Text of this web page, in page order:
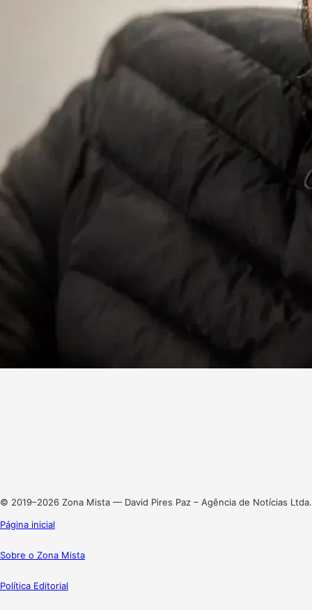
© 2019–2026 Zona Mista — David Pires Paz – Agência de Notícias Ltda.
Página inicial
Sobre o Zona Mista
Política Editorial